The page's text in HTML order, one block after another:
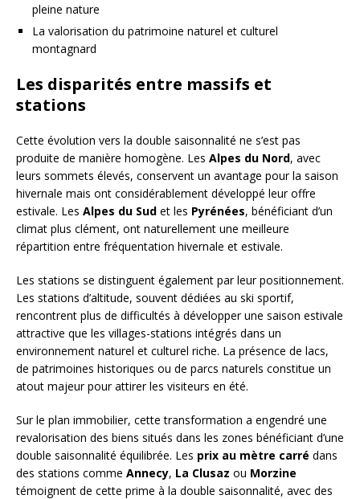
pleine nature
La valorisation du patrimoine naturel et culturel
montagnard
Les disparités entre massifs et
stations
Cette évolution vers la double saisonnalité ne s’est pas
produite de manière homogène. Les Alpes du Nord, avec
leurs sommets élevés, conservent un avantage pour la saison
hivernale mais ont considérablement développé leur offre
estivale. Les Alpes du Sud et les Pyrénées, bénéficiant d’un
climat plus clément, ont naturellement une meilleure
répartition entre fréquentation hivernale et estivale.
Les stations se distinguent également par leur positionnement.
Les stations d’altitude, souvent dédiées au ski sportif,
rencontrent plus de difficultés à développer une saison estivale
attractive que les villages-stations intégrés dans un
environnement naturel et culturel riche. La présence de lacs,
de patrimoines historiques ou de parcs naturels constitue un
atout majeur pour attirer les visiteurs en été.
Sur le plan immobilier, cette transformation a engendré une
revalorisation des biens situés dans les zones bénéficiant d’une
double saisonnalité équilibrée. Les prix au mètre carré dans
des stations comme Annecy, La Clusaz ou Morzine
témoignent de cette prime à la double saisonnalité, avec des